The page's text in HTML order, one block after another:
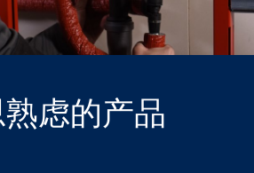
虑的产品